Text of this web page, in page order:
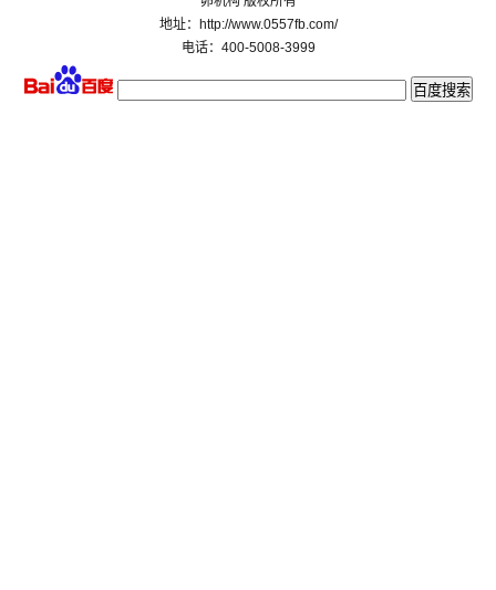
地址：http://www.0557fb.com/
电话：400-5008-3999